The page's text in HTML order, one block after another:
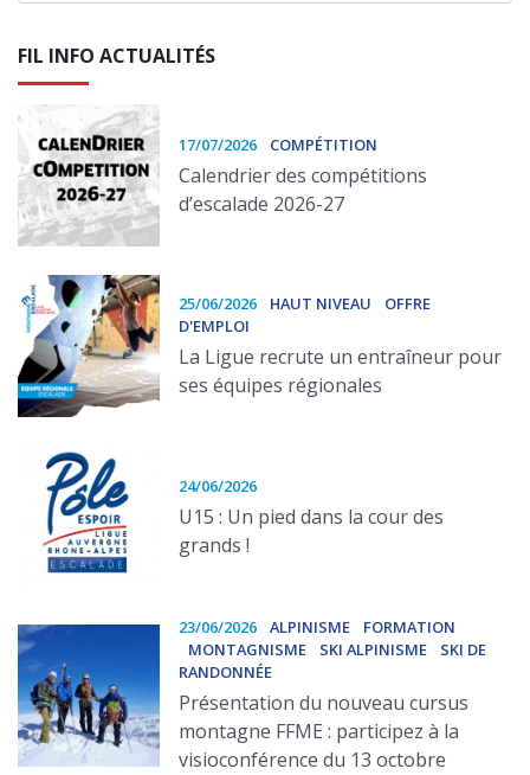
FIL INFO ACTUALITÉS
17/07/2026 COMPÉTITION
Calendrier des compétitions
d’escalade 2026-27
25/06/2026 HAUT NIVEAU
OFFRE
D'EMPLOI
La Ligue recrute un entraîneur pour
ses équipes régionales
24/06/2026
U15 : Un pied dans la cour des
grands !
23/06/2026 ALPINISME
FORMATION
MONTAGNISME
SKI ALPINISME
SKI DE
RANDONNÉE
Présentation du nouveau cursus
montagne FFME : participez à la
visioconférence du 13 octobre